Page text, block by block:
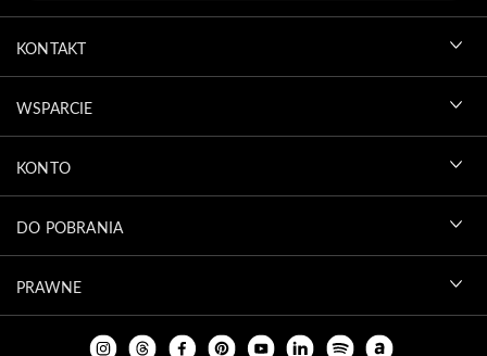
KONTAKT
WSPARCIE
KONTO
DO POBRANIA
PRAWNE